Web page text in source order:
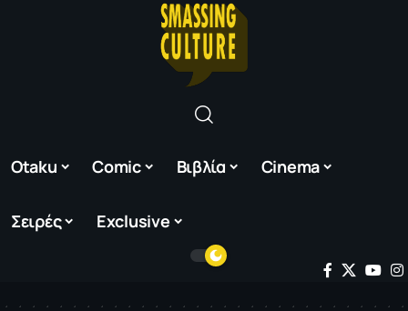
Otaku Comic Βιβλία Cinema
Σειρές Exclusive